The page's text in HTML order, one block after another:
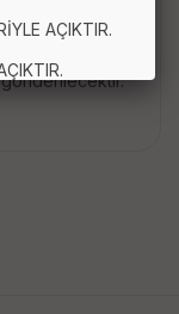
"2'li Dolap
AÇIKTIR.